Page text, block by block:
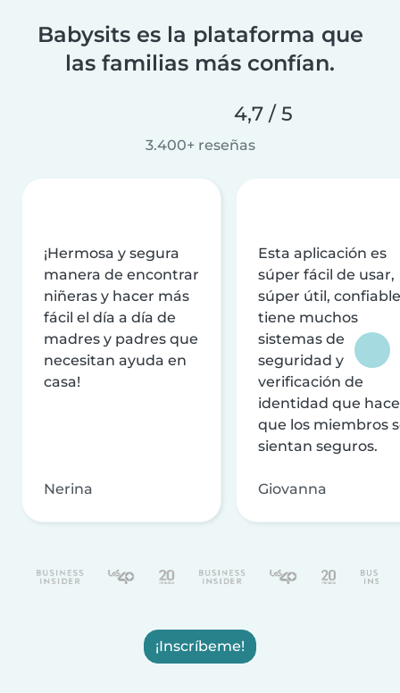
Babysits es la plataforma que
las familias más confían.
4,7 / 5
3.400+ reseñas
¡Hermosa y segura
manera de encontrar
niñeras y hacer más
fácil el día a día de
madres y padres que
necesitan ayuda en
casa!
Nerina
Esta aplicación es
súper fácil de usar,
súper útil,
tiene muchos
sistemas de
seguridad y
verificación de
identidad que
que los miembros
sientan seguros.
Giovanna
¡Inscríbeme!